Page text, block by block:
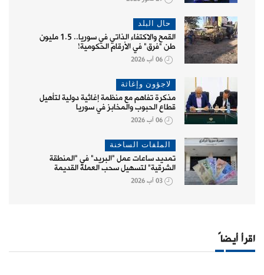
حال البلد
القمح والاكتفاء الذاتي في سوريا.. 1.5 مليون
طن "فرق" في الأرقام الحكومية!
06 آب 2026
لاجؤون وإغاثة
مذكرة تفاهم مع منظمة إغاثية دولية لتأهيل
قطاع الحبوب والمخابز في سوريا
06 آب 2026
الملفات الساخنة
تمديد ساعات عمل "البريد" في "المنطقة
الشرقية" لتسهيل سحب العملة القديمة
03 آب 2026
اقرأ أيضاً